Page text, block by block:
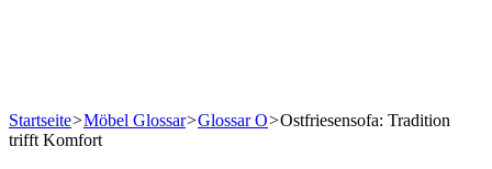
Startseite>Möbel Glossar>Glossar O>Ostfriesensofa: Tradition
trifft Komfort